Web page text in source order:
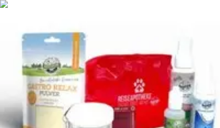
Flug und Reiseangebote
Flug und Reiseangebote